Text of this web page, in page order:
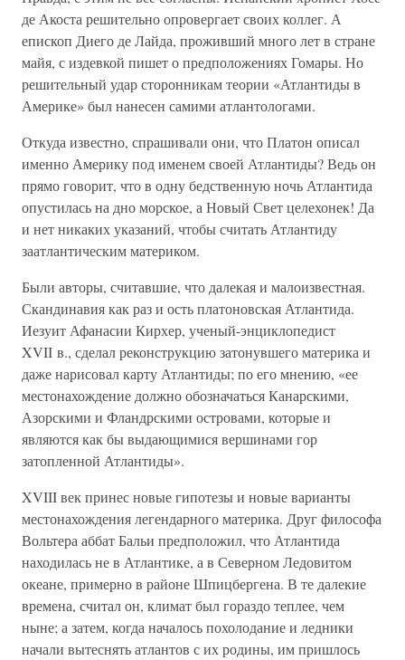
де Акоста решительно опровергает своих коллег. А
епископ Диего де Лайда, проживший много лет в стране
майя, с издевкой пишет о предположениях Гомары. Но
решительный удар сторонникам теории «Атлантиды в
Америке» был нанесен самими атлантологами.
Откуда известно, спрашивали они, что Платон описал
именно Америку под именем своей Атлантиды? Ведь он
прямо говорит, что в одну бедственную ночь Атлантида
опустилась на дно морское, а Новый Свет целехонек! Да
и нет никаких указаний, чтобы считать Атлантиду
заатлантическим материком.
Были авторы, считавшие, что далекая и малоизвестная.
Скандинавия как раз и ость платоновская Атлантида.
Иезуит Афанасии Кирхер, ученый-энциклопедист
XVII в., сделал реконструкцию затонувшего материка и
даже нарисовал карту Атлантиды; по его мнению, «ее
местонахождение должно обозначаться Канарскими,
Азорскими и Фландрскими островами, которые и
являются как бы выдающимися вершинами гор
затопленной Атлантиды».
XVIII век принес новые гипотезы и новые варианты
местонахождения легендарного материка. Друг философа
Вольтера аббат Бальи предположил, что Атлантида
находилась не в Атлантике, а в Северном Ледовитом
океане, примерно в районе Шпицбергена. В те далекие
времена, считал он, климат был гораздо теплее, чем
ныне; а затем, когда началось похолодание и ледники
начали вытеснять атлантов с их родины, им пришлось